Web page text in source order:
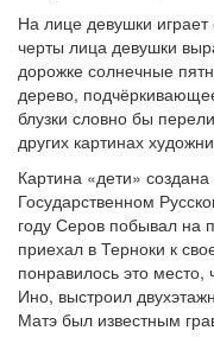
На лице девушки
черты лица девушки
дорожке солнечные
дерево,
блузки словно бы
других картинах
Картина «дети»
Государственном
году Серов побывал на
приехал в Терноки к
понравилось это место,
Ино, выстроил
Матэ был известным